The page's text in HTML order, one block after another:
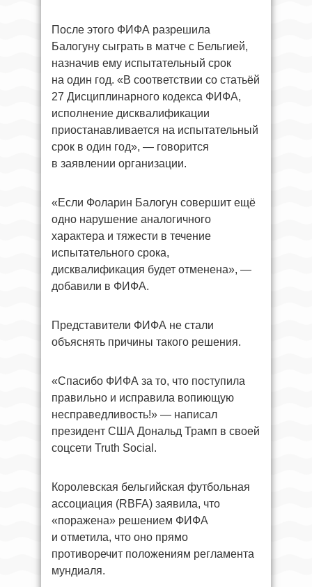
После этого ФИФА разрешила
Балогуну сыграть в матче с Бельгией,
назначив ему испытательный срок
на один год. «В соответствии со статьёй
27 Дисциплинарного кодекса ФИФА,
исполнение дисквалификации
приостанавливается на испытательный
срок в один год», — говорится
в заявлении организации.
«Если Фоларин Балогун совершит ещё
одно нарушение аналогичного
характера и тяжести в течение
испытательного срока,
дисквалификация будет отменена», —
добавили в ФИФА.
Представители ФИФА не стали
объяснять причины такого решения.
«Спасибо ФИФА за то, что поступила
правильно и исправила вопиющую
несправедливость!» — написал
президент США Дональд Трамп в своей
соцсети Truth Social.
Королевская бельгийская футбольная
ассоциация (RBFA) заявила, что
«поражена» решением ФИФА
и отметила, что оно прямо
противоречит положениям регламента
мундиаля.